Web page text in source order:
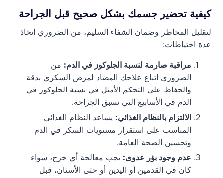
كيفية تحضير جسمك بشكل صحيح قبل الجراحة
لتقليل المخاطر وضمان الشفاء السليم، من الضروري اتخاذ
عدة احتياطات:
مراقبة صارمة لنسبة الجلوكوز في الدم: من
الضروري اتباع علاجك المضاد لمرض السكري بدقة
والحفاظ على التحكم الأمثل في نسبة الجلوكوز في
الدم في الأسابيع التي تسبق الجراحة.
الالتزام بالنظام الغذائي: يساعد النظام الغذائي
المناسب على استقرار مستويات السكر في الدم
وتحسين الصحة العامة.
عدم وجود بؤر عدوى: يجب معالجة أي جرح، سواء
كان في القدمين أو اليدين أو حتى الأسنان، قبل